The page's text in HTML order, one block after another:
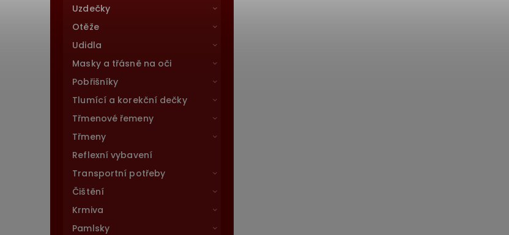
Uzdečky
Otěže
Udidla
Masky a třásně na oči
Pobřišníky
Tlumící a korekční dečky
Třmenové řemeny
Třmeny
Reflexní vybavení
Transportní potřeby
Čištění
Krmiva
Pamlsky